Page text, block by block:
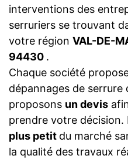
interventions des
serruriers se trouvant
votre région VAL-DE-
94430 .
Chaque société
dépannages de
proposons un devis
prendre votre décision.
plus petit du marché
la qualité des travaux